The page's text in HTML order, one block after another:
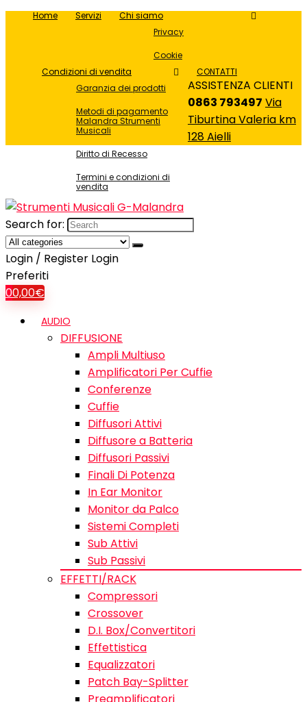
Home Servizi
Chi siamo
Privacy
Cookie
Condizioni di vendita
Garanzia dei prodotti
Metodi di pagamento
Malandra Strumenti
Musicali
Diritto di Recesso
Termini e condizioni di
vendita
CONTATTI
ASSISTENZA CLIENTI
0863 793497 Via
Tiburtina Valeria km
128 Aielli
Search for:
Login / Register Login
Preferiti
00,00€
AUDIO
DIFFUSIONE
Ampli Multiuso
Amplificatori Per Cuffie
Conferenze
Cuffie
Diffusori Attivi
Diffusore a Batteria
Diffusori Passivi
Finali Di Potenza
In Ear Monitor
Monitor da Palco
Sistemi Completi
Sub Attivi
Sub Passivi
EFFETTI/RACK
Compressori
Crossover
D.I. Box/Convertitori
Effettistica
Equalizzatori
Patch Bay-Splitter